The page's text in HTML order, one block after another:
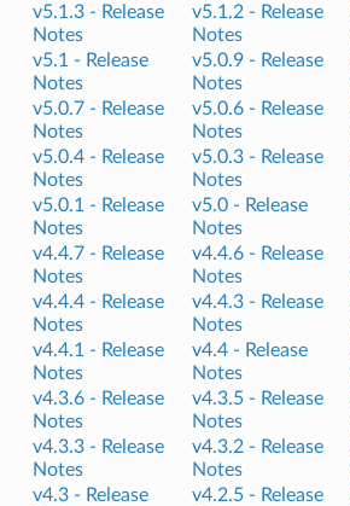
v5.1.3 - Release
Notes
v5.1.2 - Release
Notes
v5.1 - Release
Notes
v5.0.9 - Release
Notes
v5.0.7 - Release
Notes
v5.0.6 - Release
Notes
v5.0.4 - Release
Notes
v5.0.3 - Release
Notes
v5.0.1 - Release
Notes
v5.0 - Release
Notes
v4.4.7 - Release
Notes
v4.4.6 - Release
Notes
v4.4.4 - Release
Notes
v4.4.3 - Release
Notes
v4.4.1 - Release
Notes
v4.4 - Release
Notes
v4.3.6 - Release
Notes
v4.3.5 - Release
Notes
v4.3.3 - Release
Notes
v4.3.2 - Release
Notes
v4.3 - Release
v4.2.5 - Release